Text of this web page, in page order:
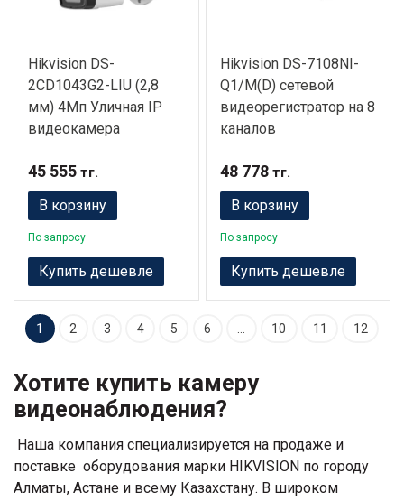
Hikvision DS-
2CD1043G2-LIU (2,8
мм) 4Мп Уличная IP
видеокамера
45 555 тг.
В корзину
По запросу
Купить дешевле
Hikvision DS-7108NI-
Q1/M(D) сетевой
видеорегистратор на 8
каналов
48 778тг.
В корзину
По запросу
Купить дешевле
1 2 3 4 5 6 … 10 11 12
Хотите купить камеру
видеонаблюдения?
Наша компания специализируется на продаже и
поставке оборудования марки HIKVISION по городу
Алматы, Астане и всему Казахстану. В широком